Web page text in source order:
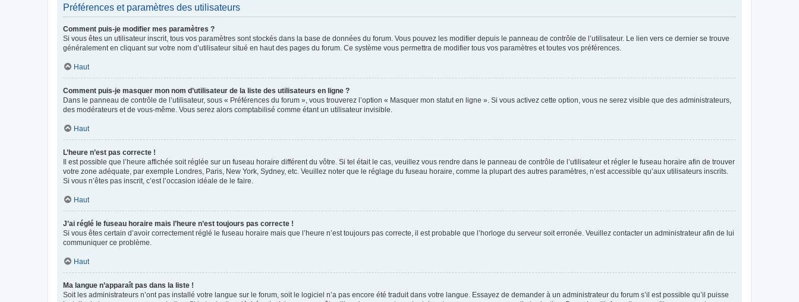
Préférences et paramètres des utilisateurs
Comment puis-je modifier mes paramètres ?
Si vous êtes un utilisateur inscrit, tous vos paramètres sont stockés dans la base de données du forum. Vous pouvez les modifier depuis le panneau de contrôle de l’utilisateur. Le lien vers ce dernier se trouve
généralement en cliquant sur votre nom d’utilisateur situé en haut des pages du forum. Ce système vous permettra de modifier tous vos paramètres et toutes vos préférences.
Haut
Comment puis-je masquer mon nom d’utilisateur de la liste des utilisateurs en ligne ?
Dans le panneau de contrôle de l’utilisateur, sous « Préférences du forum », vous trouverez l’option « Masquer mon statut en ligne ». Si vous activez cette option, vous ne serez visible que des administrateurs,
des modérateurs et de vous-même. Vous serez alors comptabilisé comme étant un utilisateur invisible.
Haut
L’heure n’est pas correcte !
Il est possible que l’heure affichée soit réglée sur un fuseau horaire différent du vôtre. Si tel était le cas, veuillez vous rendre dans le panneau de contrôle de l’utilisateur et régler le fuseau horaire afin de trouver
votre zone adéquate, par exemple Londres, Paris, New York, Sydney, etc. Veuillez noter que le réglage du fuseau horaire, comme la plupart des autres paramètres, n’est accessible qu’aux utilisateurs inscrits.
Si vous n’êtes pas inscrit, c’est l’occasion idéale de le faire.
Haut
J’ai réglé le fuseau horaire mais l’heure n’est toujours pas correcte !
Si vous êtes certain d’avoir correctement réglé le fuseau horaire mais que l’heure n’est toujours pas correcte, il est probable que l’horloge du serveur soit erronée. Veuillez contacter un administrateur afin de lui
communiquer ce problème.
Haut
Ma langue n’apparaît pas dans la liste !
Soit les administrateurs n’ont pas installé votre langue sur le forum, soit le logiciel n’a pas encore été traduit dans votre langue. Essayez de demander à un administrateur du forum s’il est possible qu’il puisse